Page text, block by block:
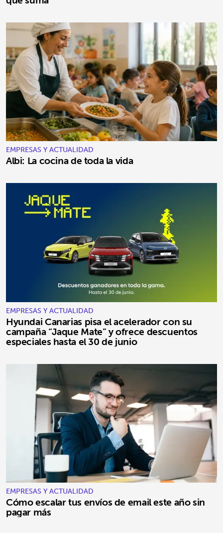
EMPRESAS Y ACTUALIDAD
Albi: La cocina de toda la vida
EMPRESAS Y ACTUALIDAD
Hyundai Canarias pisa el acelerador con su
campaña “Jaque Mate” y ofrece descuentos
especiales hasta el 30 de junio
EMPRESAS Y ACTUALIDAD
Cómo escalar tus envíos de email este año sin
pagar más